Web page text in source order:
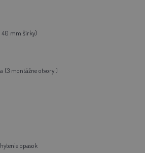
40 mm šírky)
(3 montážne otvory)
opasok